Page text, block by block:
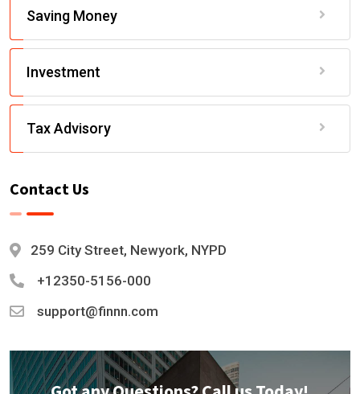
Saving Money
Investment
Tax Advisory
Contact Us
259 City Street, Newyork, NYPD
+12350-5156-000
support@finnn.com